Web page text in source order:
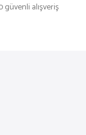
güvenli alışveriş